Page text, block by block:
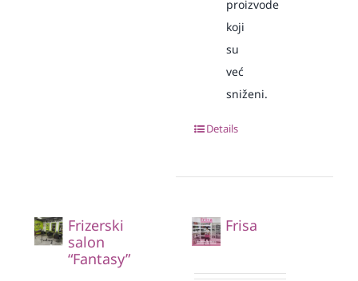
proizvode
koji
su
već
sniženi.
Details
Frizerski
salon
“Fantasy”
Frisa